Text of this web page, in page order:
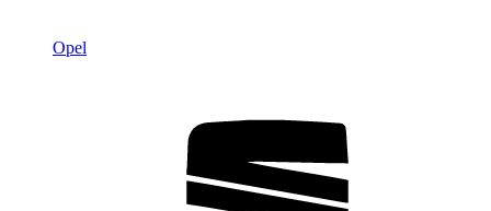
Opel